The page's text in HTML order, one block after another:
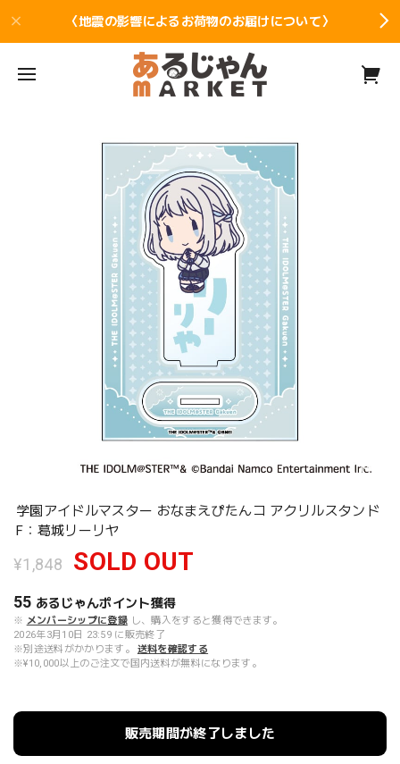
〈地震の影響によるお荷物のお届けについて〉
学園アイドルマスター おなまえぴたんコ アクリルスタンド
F：葛城リーリヤ
¥1,848 SOLD OUT
55 あるじゃんポイント獲得
※ メンバーシップに登録 し、購入をすると獲得できます。
2026年3月10日 23:59 に販売終了
※別途送料がかかります。
送料を確認する
※¥10,000以上のご注文で国内送料が無料になります。
販売期間が終了しました